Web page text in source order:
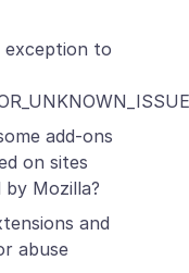
exception to
add-ons
on sites
Mozilla?
and
abuse